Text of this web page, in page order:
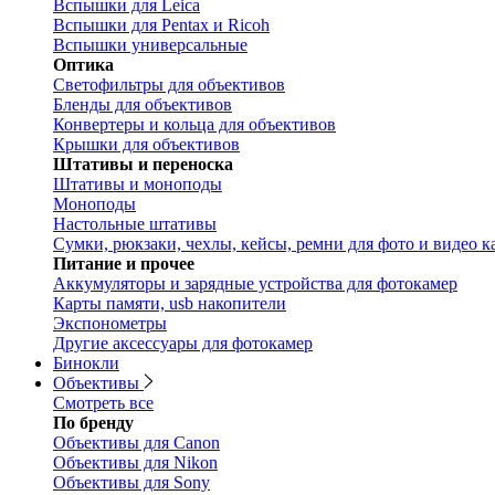
Вспышки для Leica
Вспышки для Pentax и Ricoh
Вспышки универсальные
Оптика
Светофильтры для объективов
Бленды для объективов
Конвертеры и кольца для объективов
Крышки для объективов
Штативы и переноска
Штативы и моноподы
Моноподы
Настольные штативы
Сумки, рюкзаки, чехлы, кейсы, ремни для фото и видео
Питание и прочее
Аккумуляторы и зарядные устройства для фотокамер
Карты памяти, usb накопители
Экспонометры
Другие аксессуары для фотокамер
Бинокли
Объективы
Смотреть все
По бренду
Объективы для Canon
Объективы для Nikon
Объективы для Sony